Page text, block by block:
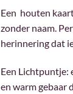
Een houten
zonder naam.
herinnering dat
Een Lichtpuntje:
en warm gebaar